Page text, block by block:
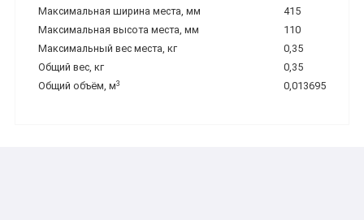
Максимальная ширина места, мм
415
Максимальная высота места, мм
110
Максимальный вес места, кг
0,35
Общий вес, кг
0,35
Общий объём, м3 0,013695